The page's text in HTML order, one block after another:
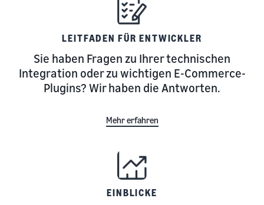
LEITFADEN FÜR ENTWICKLER
Sie haben Fragen zu Ihrer technischen
Integration oder zu wichtigen E-Commerce-
Plugins? Wir haben die Antworten.
Mehr erfahren
EINBLICKE